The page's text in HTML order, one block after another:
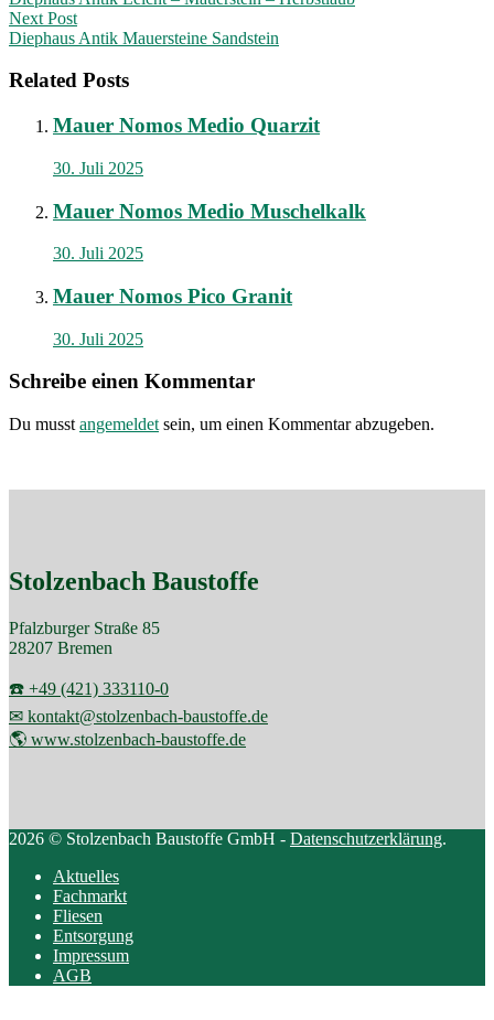
navigation
Next Post
Diephaus Antik Mauersteine Sandstein
Related Posts
Mauer Nomos Medio Quarzit
30. Juli 2025
Mauer Nomos Medio Muschelkalk
30. Juli 2025
Mauer Nomos Pico Granit
30. Juli 2025
Schreibe einen Kommentar
Du musst angemeldet sein, um einen Kommentar abzugeben.
Stolzenbach Baustoffe
Pfalzburger Straße 85
28207 Bremen
☎️ +49 (421) 333110-0
✉ kontakt@stolzenbach-baustoffe.de
🌎 www.stolzenbach-baustoffe.de
2026 © Stolzenbach Baustoffe GmbH - Datenschutzerklärung.
Aktuelles
Fachmarkt
Fliesen
Entsorgung
Impressum
AGB